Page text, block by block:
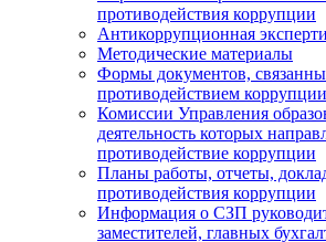
противодействия коррупции
Антикоррупционная
Методические материалы
Формы документов,
противодействием
Комиссии Управления
деятельность которых
противодействие коррупции
Планы работы, отчеты,
противодействия коррупции
Информация о СЗП
заместителей, главных